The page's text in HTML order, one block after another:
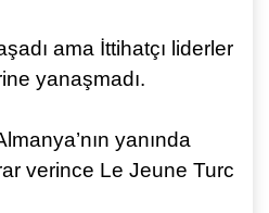
ama İttihatçı liderler
yanaşmadı.
yanında
verince Le Jeune Turc